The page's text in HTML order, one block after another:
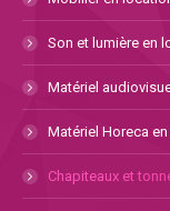
Son et lumière en
Matériel
Matériel Horeca
Chapiteaux et